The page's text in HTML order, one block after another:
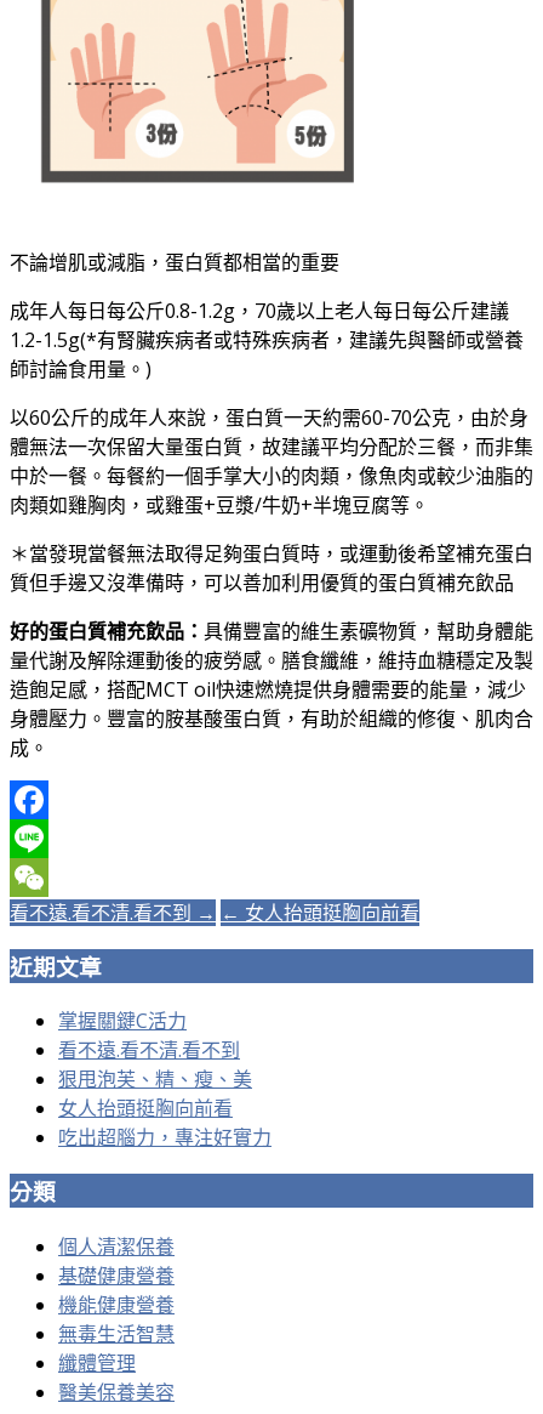
不論增肌或減脂，蛋白質都相當的重要
成年人每日每公斤0.8-1.2g，70歲以上老人每日每公斤建議
1.2-1.5g(*有腎臟疾病者或特殊疾病者，建議先與醫師或營養
師討論食用量。)
以60公斤的成年人來說，蛋白質一天約需60-70公克，由於身
體無法一次保留大量蛋白質，故建議平均分配於三餐，而非集
中於一餐。每餐約一個手掌大小的肉類，像魚肉或較少油脂的
肉類如雞胸肉，或雞蛋+豆漿/牛奶+半塊豆腐等。
＊當發現當餐無法取得足夠蛋白質時，或運動後希望補充蛋白
質但手邊又沒準備時，可以善加利用優質的蛋白質補充飲品
好的蛋白質補充飲品： 具備豐富的維生素礦物質，幫助身體能
量代謝及解除運動後的疲勞感。膳食纖維，維持血糖穩定及製
造飽足感，搭配MCT oil快速燃燒提供身體需要的能量，減少
身體壓力。豐富的胺基酸蛋白質，有助於組織的修復、肌肉合
成。
Facebook
Line
WeChat
Post
navigation
看不遠.看不清.看不到 → ← 女人抬頭挺胸向前看
近期文章
掌握關鍵C活力
看不遠.看不清.看不到
狠甩泡芙、精、瘦、美
女人抬頭挺胸向前看
吃出超腦力，專注好實力
分類
個人清潔保養
基礎健康營養
機能健康營養
無毒生活智慧
纖體管理
醫美保養美容